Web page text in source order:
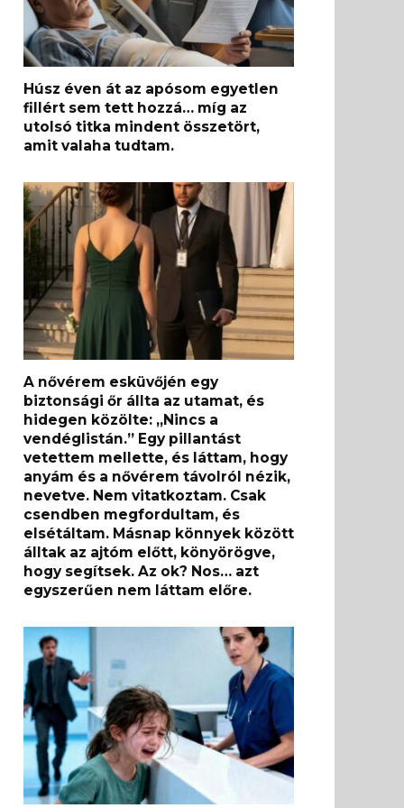
Húsz éven át az apósom egyetlen
fillért sem tett hozzá… míg az
utolsó titka mindent összetört,
amit valaha tudtam.
A nővérem esküvőjén egy
biztonsági őr állta az utamat, és
hidegen közölte: „Nincs a
vendéglistán.” Egy pillantást
vetettem mellette, és láttam, hogy
anyám és a nővérem távolról nézik,
nevetve. Nem vitatkoztam. Csak
csendben megfordultam, és
elsétáltam. Másnap könnyek között
álltak az ajtóm előtt, könyörögve,
hogy segítsek. Az ok? Nos… azt
egyszerűen nem láttam előre.